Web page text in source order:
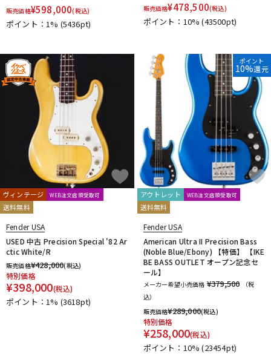
販売価格¥598,000(税込)
ポイント：1% (5436pt)
販売価格¥478,500(税込)
ポイント：10%(43500pt)
ヴィンテージ WEB注文店頭受取可
送料無料
Fender USA
USED 中古 Precision Special '82 Ar
ctic White/R
販売価格¥428,000(税込)
特別価格
¥398,000(税込)
ポイント：1% (3618pt)
ポイント
10%還元
アウトレット WEB注文店頭受取可
送料無料
Fender USA
American Ultra II Precision Bass
(Noble Blue/Ebony) 【特価】 【IKE
BE BASS OUTLET オープン記念セ
ール】
メーカー希望小売価格 ¥379,500
（税
込）
販売価格¥289,000(税込)
特別価格
¥258,000(税込)
ポイント：10%(23454pt)